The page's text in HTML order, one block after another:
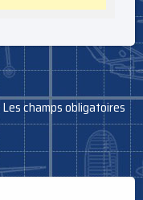
Les champs obligatoires